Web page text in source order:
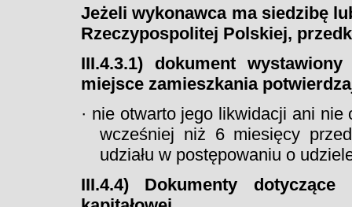
Jeżeli wykonawca ma siedzibę
Rzeczypospolitej Polskiej,
III.4.3.1) dokument
miejsce zamieszkania
· nie otwarto jego likwidacji ani nie
wcześniej niż 6 miesięcy
udziału w postępowaniu o
III.4.4) Dokumenty